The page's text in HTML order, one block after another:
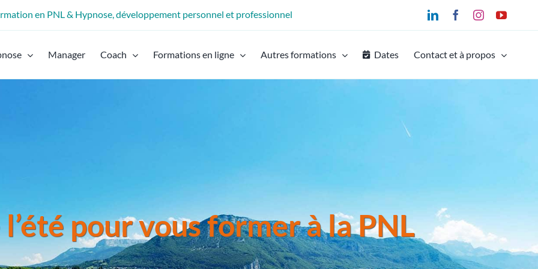
en PNL & Hypnose, développement personnel et professionnel LinkedInFacebookInstagram
Manager Coach Formations en ligne Autres formations Dates Contact et à propos
pour vous former à la PNL